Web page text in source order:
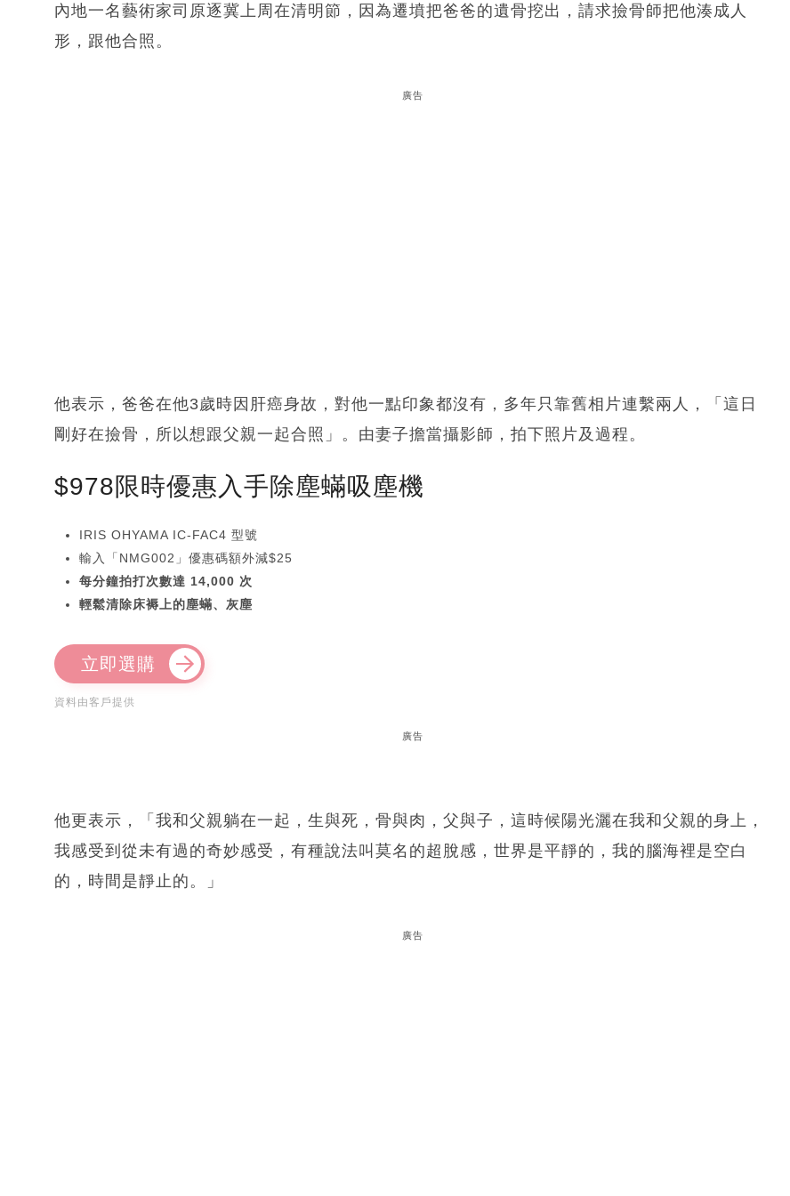
內地一名藝術家司原逐冀上周在清明節，因為遷墳把爸爸的遺骨挖出，請求撿骨師把他湊成人
形，跟他合照。
廣告
他表示，爸爸在他3歲時因肝癌身故，對他一點印象都沒有，多年只靠舊相片連繫兩人，「這日
剛好在撿骨，所以想跟父親一起合照」。由妻子擔當攝影師，拍下照片及過程。
$978限時優惠入手除塵蟎吸塵機
IRIS OHYAMA IC-FAC4 型號
輸入「NMG002」優惠碼額外減$25
每分鐘拍打次數達 14,000 次
輕鬆清除床褥上的塵蟎、灰塵
立即選購
資料由客戶提供
廣告
他更表示，「我和父親躺在一起，生與死，骨與肉，父與子，這時候陽光灑在我和父親的身上，
我感受到從未有過的奇妙感受，有種說法叫莫名的超脫感，世界是平靜的，我的腦海裡是空白
的，時間是靜止的。」
廣告